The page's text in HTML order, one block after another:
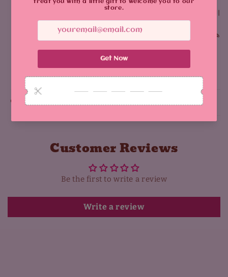
الحجم: 5 سم
هناك نوع لامع
يشارك
Why You'll Love It:
Customer Reviews
Be the first to write a review
Write a review